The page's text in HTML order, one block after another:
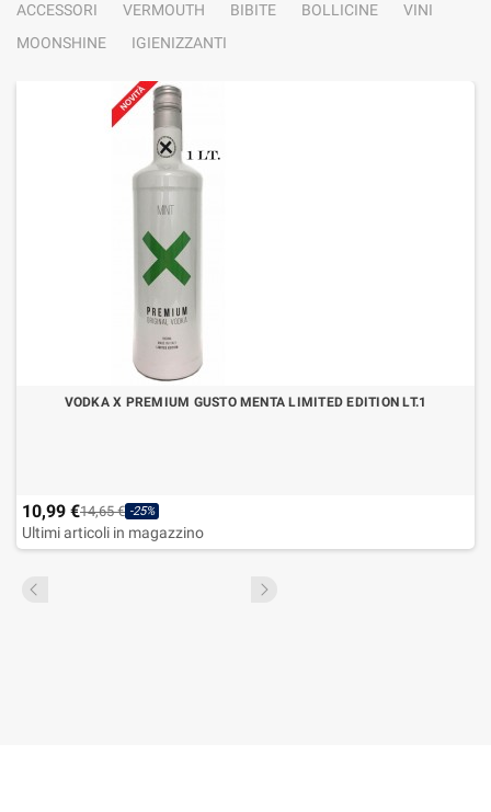
ACCESSORI
VERMOUTH BIBITE BOLLICINE
VINI
MOONSHINE
IGIENIZZANTI
VODKA X PREMIUM GUSTO MENTA LIMITED EDITION LT.1
10,99 €14,65 € -25%
Ultimi articoli in magazzino